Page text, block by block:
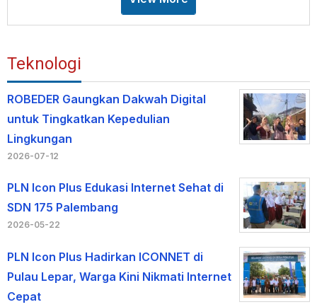
Teknologi
ROBEDER Gaungkan Dakwah Digital
untuk Tingkatkan Kepedulian
Lingkungan
2026-07-12
PLN Icon Plus Edukasi Internet Sehat di
SDN 175 Palembang
2026-05-22
PLN Icon Plus Hadirkan ICONNET di
Pulau Lepar, Warga Kini Nikmati Internet
Cepat